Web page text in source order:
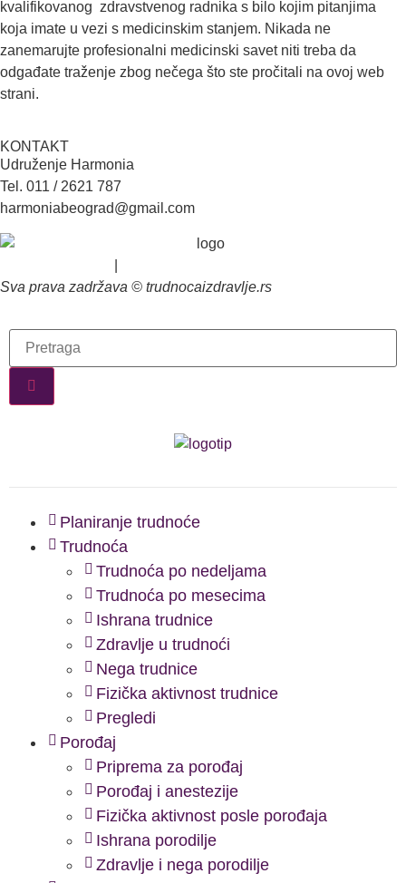
kvalifikovanog zdravstvenog radnika s bilo kojim pitanjima
koja imate u vezi s medicinskim stanjem. Nikada ne
zanemarujte profesionalni medicinski savet niti treba da
odgađate traženje zbog nečega što ste pročitali na ovoj web
strani.
KONTAKT
Udruženje Harmonia
Tel. 011 / 2621 787
harmoniabeograd@gmail.com
Sva prava zadržava © trudnocaizdravlje.rs
Planiranje trudnoće
Trudnoća
Trudnoća po nedeljama
Trudnoća po mesecima
Ishrana trudnice
Zdravlje u trudnoći
Nega trudnice
Fizička aktivnost trudnice
Pregledi
Porođaj
Priprema za porođaj
Porođaj i anestezije
Fizička aktivnost posle porođaja
Ishrana porodilje
Zdravlje i nega porodilje